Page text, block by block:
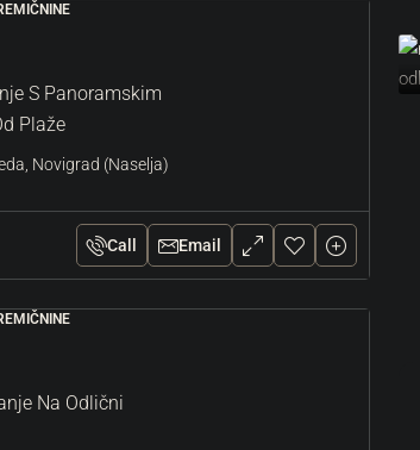
S Panoramskim
Plaže
Novigrad (Naselja)
Call Email
Na Odlični
Umag | Luksuzno Stanovanje Z Garažo Na
Odlični Lokaciji
m² 2
STANOVANJE, STANOVANJSKE NEPREMIČNINE